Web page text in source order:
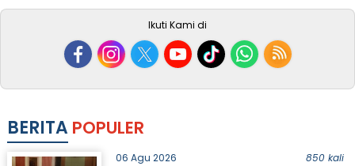
Ikuti Kami di
BERITA POPULER
06 Agu 2026 850 kali